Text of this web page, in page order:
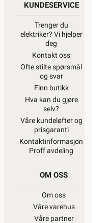
KUNDESERVICE
Trenger du
elektriker? Vi hjelper
deg
Kontakt oss
Ofte stilte spørsmål
og svar
Finn butikk
Hva kan du gjøre
selv?
Våre kundeløfter og
prisgaranti
Kontaktinformasjon
Proff avdeling
OM OSS
Om oss
Våre varehus
Våre partner